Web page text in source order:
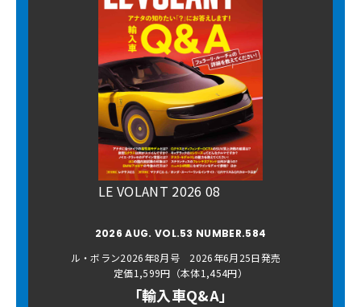
LE VOLANT 2026 08
2026 AUG. VOL.53 NUMBER.584
ル・ボラン2026年8月号 2026年6月25日発売
定価1,599円（本体1,454円）
「輸入車Q&A」